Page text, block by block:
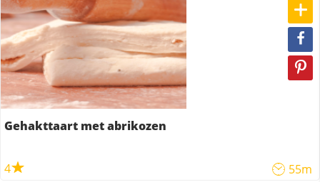
Gehakttaart met abrikozen
4 55m